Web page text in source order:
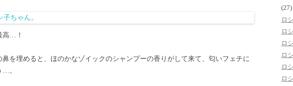
高…！
鼻を埋めると、ほのかなゾイックのシャンプーの香りがして来て、匂いフェチに
…。
(27)
ロ
ロ
ロ
ロ
ロ
ロ